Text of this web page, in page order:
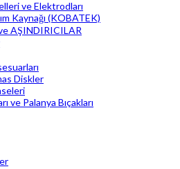
ve Elektrodları
Kaynağı (KOBATEK)
AŞINDIRICILAR
Diskler
ve Palanya Bıçakları